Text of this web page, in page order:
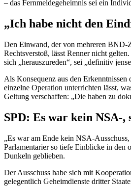
– das Fernmeldegeheimnis sei ein
„Ich habe nicht den
Den Einwand, der von mehreren BND-
Rechtsverstoß, lässt Renner nicht
sich „herauszureden“, sei „definitiv
Als Konsequenz aus den
einzelne Operation unterrichten lässt,
Geltung verschaffen: „Die haben zu
SPD: Es war kein NSA-,
„Es war am Ende kein NSA-
Parlamentarier so tiefe Einblicke in den
Dunkeln geblieben.
Der Ausschuss habe sich mit
gelegentlich Geheimdienste dritter